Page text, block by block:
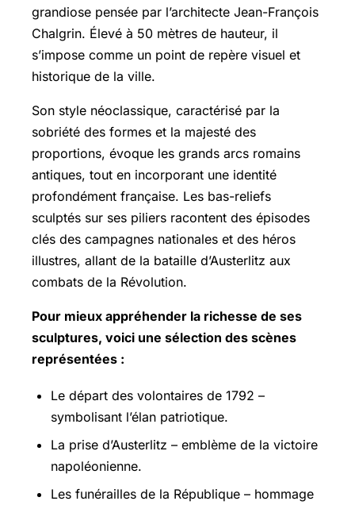
grandiose pensée par l’architecte Jean-François
Chalgrin. Élevé à 50 mètres de hauteur, il
s’impose comme un point de repère visuel et
historique de la ville.
Son style néoclassique, caractérisé par la
sobriété des formes et la majesté des
proportions, évoque les grands arcs romains
antiques, tout en incorporant une identité
profondément française. Les bas-reliefs
sculptés sur ses piliers racontent des épisodes
clés des campagnes nationales et des héros
illustres, allant de la bataille d’Austerlitz aux
combats de la Révolution.
Pour mieux appréhender la richesse de ses
sculptures, voici une sélection des scènes
représentées :
Le départ des volontaires de 1792 –
symbolisant l’élan patriotique.
La prise d’Austerlitz – emblème de la victoire
napoléonienne.
Les funérailles de la République – hommage